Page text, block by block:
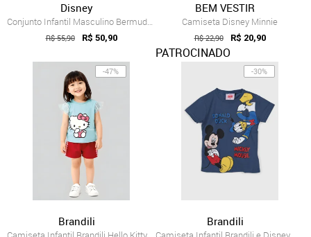
Disney
Conjunto Infantil Masculino Bermuda e Ca...
R$ 55,90 R$ 50,90
BEM VESTIR
Camiseta Disney Minnie
R$ 22,90 R$ 20,90
PATROCINADO
-47%
Brandili
-30%
Brandili